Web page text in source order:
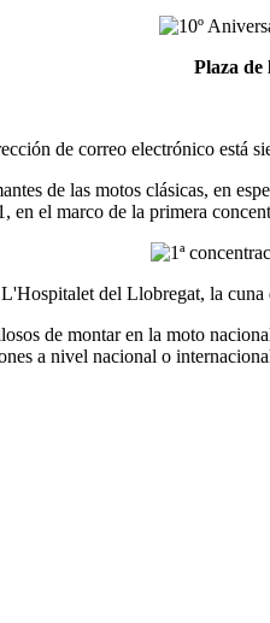
Plaza
de correo electrónico está
de las motos clásicas, en
el marco de la primera
del Llobregat, la
de montar en la moto
a nivel nacional o